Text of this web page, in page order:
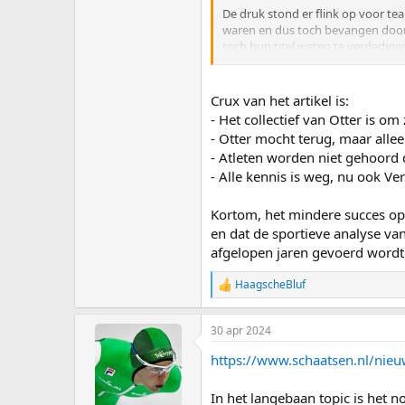
De druk stond er flink op voor
waren en dus toch bevangen
toch hun titel weten te
Oftewel je heb de toppers wat
startplekken hebt). Een mooi
Mensen komen terug van een
de eerste rit Santos, Desmet,
@HaagscheBlufik kan dat artikel
overige rijders kunnen op een
Een cruciaal moment dit
minimale verschilen maar
gaat worden om 1 en 2 te
Een ander cruciaal moment was
afgefloten omdat er meerdere
bestudering van de beelden
Desmet is een fantastische
Crux van het artikel is:
- Het collectief van Otter is om
- Otter mocht terug, maar
- Atleten worden niet
- Alle kennis is weg, nu ook
Kortom, het mindere succes
en dat de sportieve analyse van
afgelopen jaren gevoerd
R
e
a
c
i
HaagscheBluf
30 apr 2024
https://www.schaatsen.nl/
In het langebaan topic is het